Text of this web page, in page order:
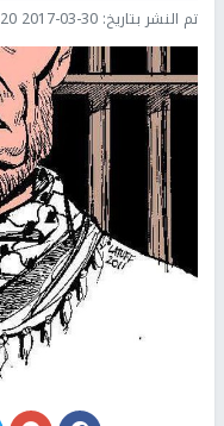
تم النشر بتاريخ: 2017-03-30 15:20